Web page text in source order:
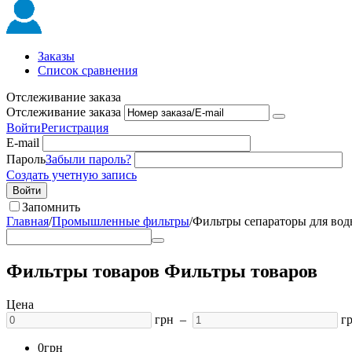
Заказы
Список сравнения
Отслеживание заказа
Отслеживание заказа
ВойтиРегистрация
E-mail
ПарольЗабыли пароль?
Создать учетную запись
Войти
Запомнить
Главная/Промышленные фильтры/Фильтры сепараторы для
Фильтры товаров Фильтры товаров
Цена
грн –
0грн